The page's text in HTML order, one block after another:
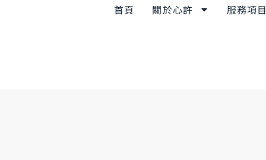
首頁 關於心許 服務項目